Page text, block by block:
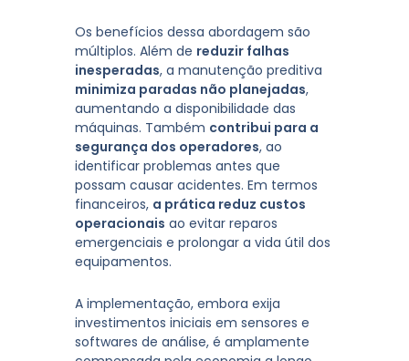
Os benefícios dessa abordagem são
múltiplos. Além de reduzir falhas
inesperadas, a manutenção preditiva
minimiza paradas não planejadas,
aumentando a disponibilidade das
máquinas. Também contribui para a
segurança dos operadores, ao
identificar problemas antes que
possam causar acidentes. Em termos
financeiros, a prática reduz custos
operacionais ao evitar reparos
emergenciais e prolongar a vida útil dos
equipamentos.
A implementação, embora exija
investimentos iniciais em sensores e
softwares de análise, é amplamente